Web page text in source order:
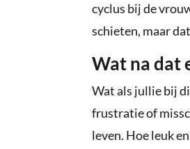
cyclus bij de
schieten, maar
Wat na dat
Wat als jullie bij
frustratie of
leven. Hoe leuk